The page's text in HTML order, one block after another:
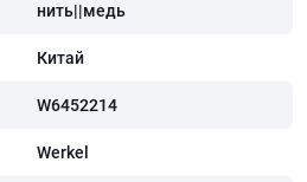
нить||медь
Китай
W6452214
Werkel